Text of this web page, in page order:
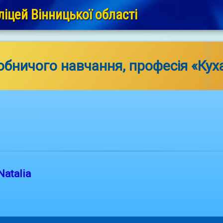
Вінницької області
навчання, професія